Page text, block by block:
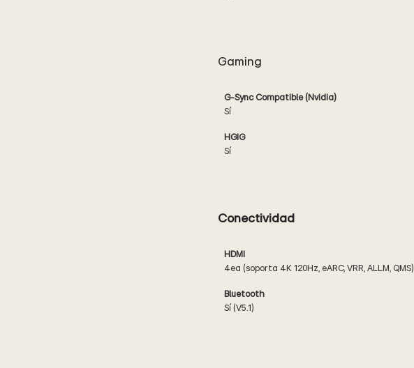
Gaming
G-Sync Compatible (Nvidia)
Sí
HGIG
Sí
Conectividad
HDMI
4ea (soporta 4K 120Hz, eARC, VRR, ALLM, QMS)
Bluetooth
Sí (V5.1)